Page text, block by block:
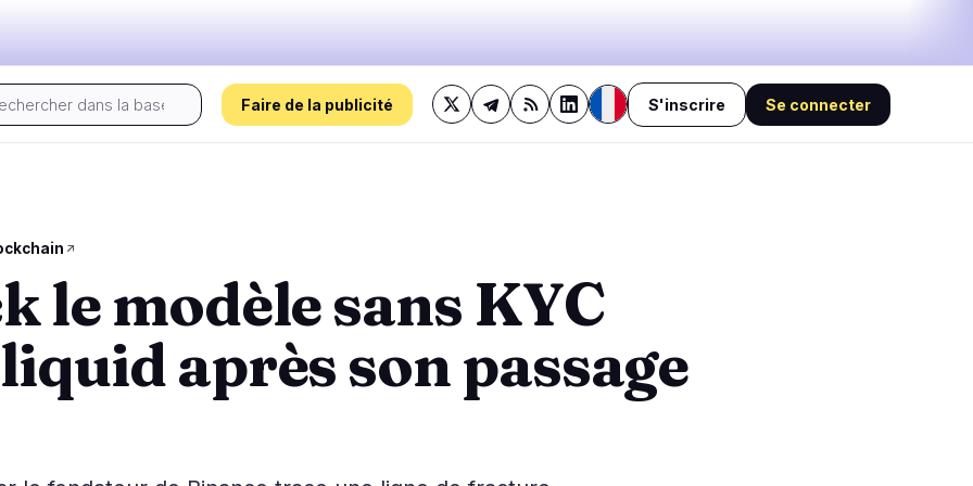
Faire de la publicité S'inscrire Se connecter
Prix
Analyse de Marché 12
8
Gouvernement
Légal 2
4
Fiscalité 0
3
Exploits 0
Alertes 0
BEARISH
Le fork BIP-110 de Bitcoin
pourrait drainer du BTC réel
via une attaque de replay
BEARISH
Bitcoin Holds $64.7K as
le modèle sans KYC
après son passage